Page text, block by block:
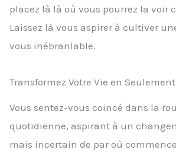
placez là là où vous pourrez la voir
Laissez là vous aspirer à cultiver
vous inébranlable.
Transformez Votre Vie en Seulement
Vous sentez-vous coincé dans la
quotidienne, aspirant à un
mais incertain de par où